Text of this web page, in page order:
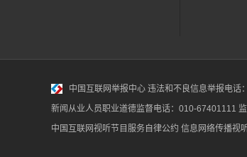
中国互联网举报中心 违法和不良信息举报电话
新闻从业人员职业道德监督电话：010-67401111
中国互联网视听节目服务自律公约 信息网络传播视